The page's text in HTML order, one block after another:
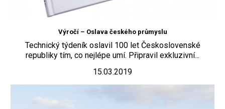
Výročí – Oslava českého průmyslu
Technický týdeník oslavil 100 let Československé
republiky tím, co nejlépe umí. Připravil exkluzivní...
15.03.2019